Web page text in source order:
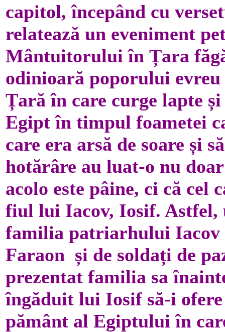
capitol, începând cu
relatează un eveniment
Mântuitorului în Țara
odinioară poporului
Țară în care curge lapte
Egipt în timpul foametei
care era arsă de soare și
hotărâre au luat-o nu
acolo este pâine, ci că cel
fiul lui Iacov, Iosif. Astfel,
familia patriarhului Iacov
Faraon și de soldați de
prezentat familia sa
îngăduit lui Iosif să-i
pământ al Egiptului în